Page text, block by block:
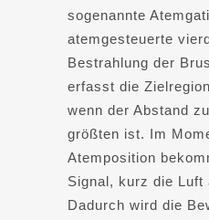
sogenannte
atemgesteuerte
Bestrahlung der
erfasst die
wenn der Abstand
größten ist. Im
Atemposition
Signal, kurz die Luft
Dadurch wird die